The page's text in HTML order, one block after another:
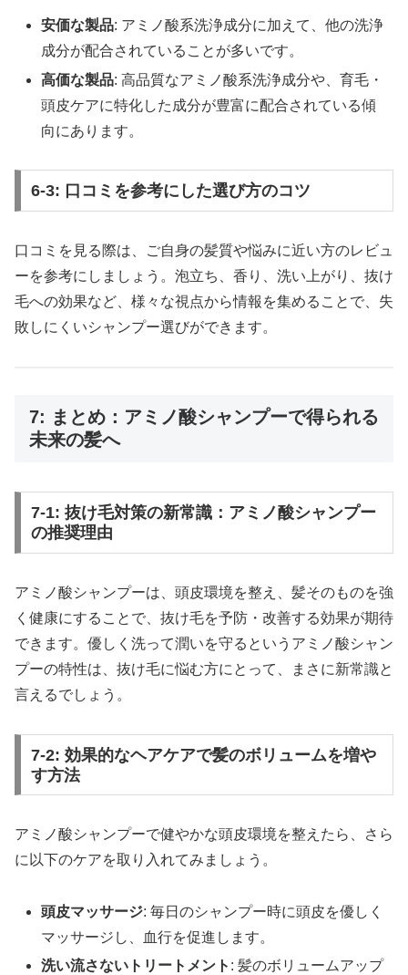
安価な製品: アミノ酸系洗浄成分に加えて、他の洗浄
成分が配合されていることが多いです。
高価な製品: 高品質なアミノ酸系洗浄成分や、育毛・
頭皮ケアに特化した成分が豊富に配合されている傾
向にあります。
6-3: 口コミを参考にした選び方のコツ
口コミを見る際は、ご自身の髪質や悩みに近い方のレビュ
ーを参考にしましょう。泡立ち、香り、洗い上がり、抜け
毛への効果など、様々な視点から情報を集めることで、失
敗しにくいシャンプー選びができます。
7: まとめ：アミノ酸シャンプーで得られる
未来の髪へ
7-1: 抜け毛対策の新常識：アミノ酸シャンプー
の推奨理由
アミノ酸シャンプーは、頭皮環境を整え、髪そのものを強
く健康にすることで、抜け毛を予防・改善する効果が期待
できます。優しく洗って潤いを守るというアミノ酸シャン
プーの特性は、抜け毛に悩む方にとって、まさに新常識と
言えるでしょう。
7-2: 効果的なヘアケアで髪のボリュームを増や
す方法
アミノ酸シャンプーで健やかな頭皮環境を整えたら、さら
に以下のケアを取り入れてみましょう。
頭皮マッサージ: 毎日のシャンプー時に頭皮を優しく
マッサージし、血行を促進します。
洗い流さないトリートメント : 髪のボリュームアップ